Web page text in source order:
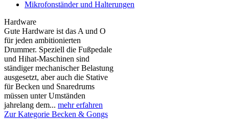
Mikrofonständer und Halterungen
Hardware
Gute Hardware ist das A und O
für jeden ambitionierten
Drummer. Speziell die Fußpedale
und Hihat-Maschinen sind
ständiger mechanischer Belastung
ausgesetzt, aber auch die Stative
für Becken und Snaredrums
müssen unter Umständen
jahrelang dem... mehr erfahren
Zur Kategorie Becken & Gongs